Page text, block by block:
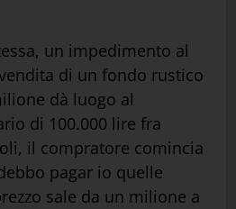
un impedimento al
di un fondo rustico
dà luogo al
di 100.000 lire fra
il compratore comincia
pagar io quelle
sale da un milione a